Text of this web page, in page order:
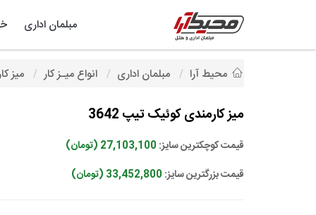
مبلمان اداری
محیط آرا مبلمان اداری انواع میـز کار میز
میز کارمندی کوئیک تیپ 3642
قیمت کوچکترین سایز: 27,103,100 (تومان)
قیمت بزرگترین سایز: 33,452,800 (تومان)